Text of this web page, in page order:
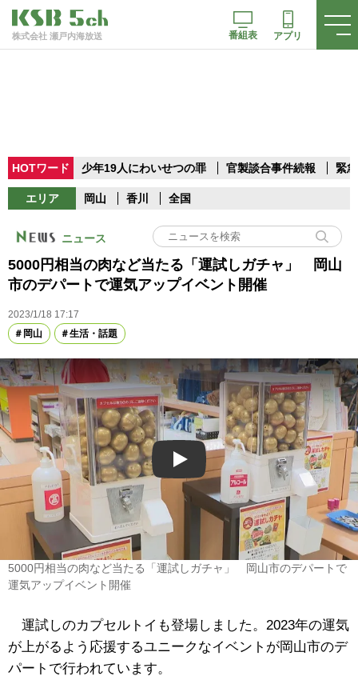
株式会社 瀬戸内海放送 番組表 アプリ
HOTワード 少年19人にわいせつの罪 官製談合事件続報 緊
エリア 岡山 香川 全国
ニュース
5000円相当の肉など当たる「運試しガチャ」 岡山
市のデパートで運気アップイベント開催
2023/1/18 17:17
岡山
生活・話題
Play
5000円相当の肉など当たる「運試しガチャ」 岡山市のデパートで
運気アップイベント開催
運試しのカプセルトイも登場しました。2023年の運気
が上がるよう応援するユニークなイベントが岡山市のデ
パートで行われています。